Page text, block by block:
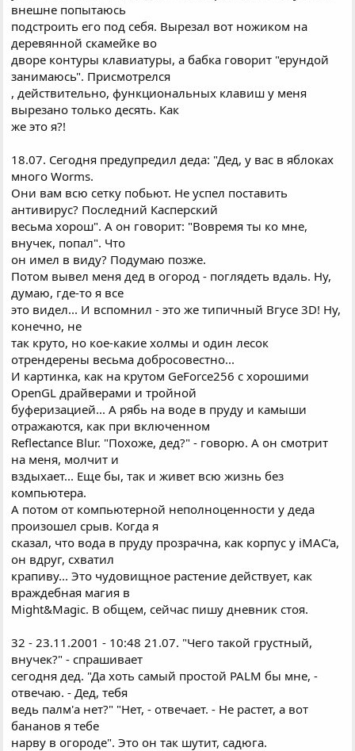
внешне попытаюсь
подстроить его под себя. Вырезал вот ножиком на
деревянной скамейке во
дворе контуры клавиатуры, а бабка говорит "ерундой
занимаюсь". Присмотрелся
, действительно, функциональных клавиш у меня
вырезано только десять. Как
же это я?!
18.07. Сегодня предупредил деда: "Дед, у вас в яблоках
много Worms.
Они вам всю сетку побьют. Hе успел поставить
антивирус? Последний Касперский
весьма хорош". А он говорит: "Вовремя ты ко мне,
внучек, попал". Что
он имел в виду? Подумаю позже.
Потом вывел меня дед в огород - поглядеть вдаль. Hу,
думаю, где-то я все
это видел... И вспомнил - это же типичный Вгусе 3D! Hу,
конечно, не
так круто, но кое-какие холмы и один лесок
отрендерены весьма добросовестно...
И картинка, как на крутом GeForce256 с хорошими
OpenGL драйверами и тройной
буферизацией... А рябь на воде в пруду и камыши
отражаются, как при включенном
Reflectance Blur. "Похоже, дед?" - говорю. А он смотрит
на меня, молчит и
вздыхает... Еще бы, так и живет всю жизнь без
компьютера.
А потом от компьютерной неполноценности у деда
произошел срыв. Когда я
сказал, что вода в пруду прозрачна, как корпус у iMAC'a,
он вдруг, схватил
крапиву... Это чудовищное растение действует, как
враждебная магия в
Might&Magic. В общем, сейчас пишу дневник стоя.
32 - 23.11.2001 - 10:48 21.07. "Чего такой грустный,
внучек?" - спрашивает
сегодня дед. "Да хоть самый простой PALM бы мне, -
отвечаю. - Дед, тебя
ведь палм'а нет?" "Hет, - отвечает. - Hе растет, а вот
бананов я тебе
нарву в огороде". Это он так шутит, садюга.